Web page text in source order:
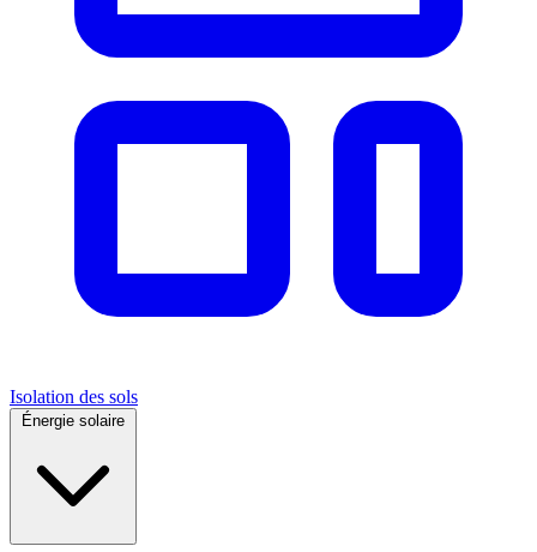
Isolation des sols